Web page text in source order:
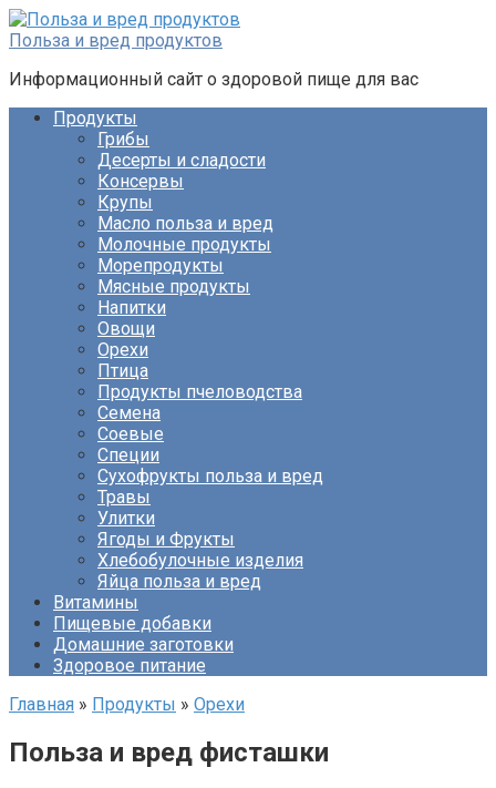
Перейти
к
Польза и вред продуктов
Информационный сайт о здоровой пище для вас
Продукты
Грибы
Десерты и сладости
Консервы
Крупы
Масло польза и вред
Молочные продукты
Морепродукты
Мясные продукты
Напитки
Овощи
Орехи
Птица
Продукты пчеловодства
Семена
Соевые
Специи
Сухофрукты польза и вред
Травы
Улитки
Ягоды и Фрукты
Хлебобулочные изделия
Яйца польза и вред
Витамины
Пищевые добавки
Домашние заготовки
Здоровое питание
Главная » Продукты » Орехи
Польза и вред фисташки